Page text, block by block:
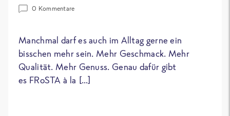
0 Kommentare
Manchmal darf es auch im Alltag gerne ein
bisschen mehr sein. Mehr Geschmack. Mehr
Qualität. Mehr Genuss. Genau dafür gibt
es FRoSTA à la […]